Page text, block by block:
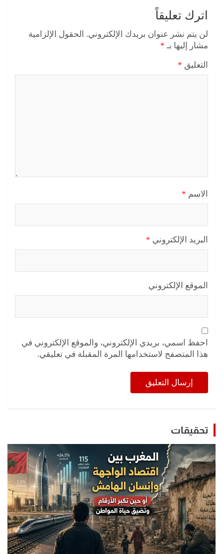
اترك تعليقاً
لن يتم نشر عنوان بريدك الإلكتروني. الحقول الإلزامية
مشار إليها بـ *
التعليق *
الاسم *
البريد الإلكتروني *
الموقع الإلكتروني
احفظ اسمي، بريدي الإلكتروني، والموقع الإلكتروني في
هذا المتصفح لاستخدامها المرة المقبلة في تعليقي.
تحقيقات